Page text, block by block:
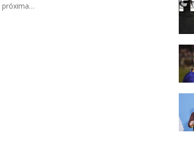
próxima…